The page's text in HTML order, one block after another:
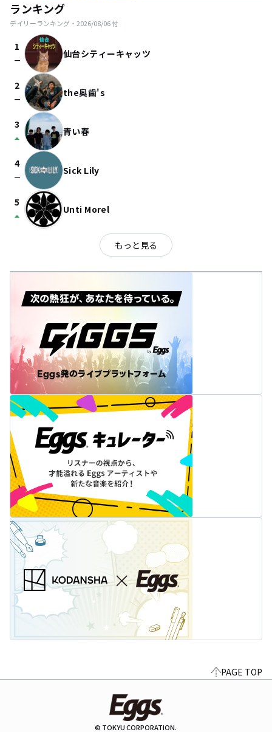
ランキング
デイリーランキング・ 2026/08/06付
1
check_indeterminate_small 仙台シティーキャッツ
2
check_indeterminate_small the奥歯's
3
arrow_drop_up 青い春
4
check_indeterminate_small Sick Lily
5
arrow_drop_up Unti Morel
もっと見る
PAGE TOP
© TOKYU CORPORATION.